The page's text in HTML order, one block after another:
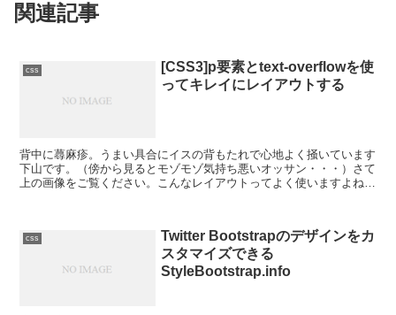
関連記事
css
[CSS3]p要素とtext-overflowを使
ってキレイにレイアウトする
背中に蕁麻疹。うまい具合にイスの背もたれで心地よく掻いています
下山です。（傍から見るとモゾモゾ気持ち悪いオッサン・・・）さて
上の画像をご覧ください。こんなレイアウトってよく使いますよね？
css
Twitter Bootstrapのデザインをカ
スタマイズできる
StyleBootstrap.info